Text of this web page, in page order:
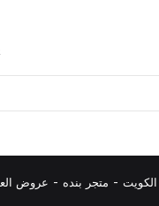
- متجر بنده - عروض